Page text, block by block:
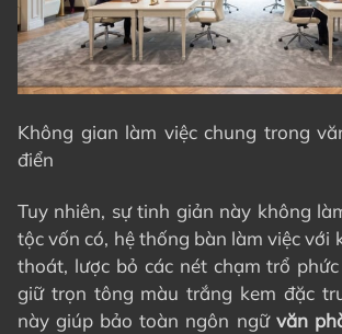
Không gian làm việc chung trong
điển
Tuy nhiên, sự tinh giản này không
tộc vốn có, hệ thống bàn làm việc với
thoát, lược bỏ các nét chạm trổ
giữ trọn tông màu trắng kem đặc
này giúp bảo toàn ngôn ngữ văn